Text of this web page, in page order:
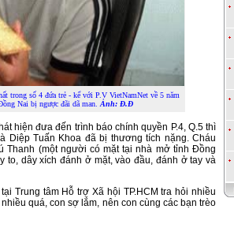
trong số 4 đứa trẻ - kể với P.V VietNamNet về 5 năm
Nai bị ngược đãi dã man. Ảnh: Đ.Đ
hiện đưa đến trình báo chính quyền P.4, Q.5 thì
Diệp Tuấn Khoa đã bị thương tích nặng. Cháu
Thanh (một người có mặt tại nhà mở tỉnh Đồng
to, dây xích đánh ở mặt, vào đầu, đánh ở tay và
Trung tâm Hỗ trợ Xã hội TP.HCM tra hỏi nhiều
quá, con sợ lắm, nên con cùng các bạn trèo